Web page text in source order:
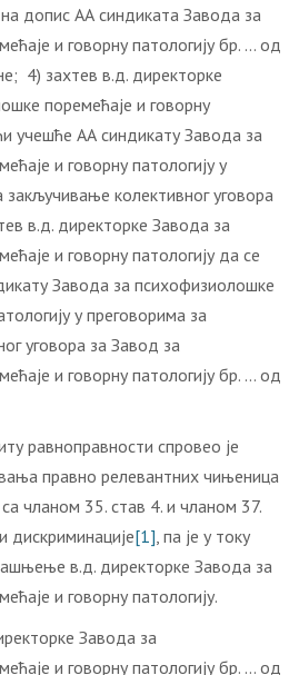
допис АА синдиката Завода за
и говорну патологију бр. … од
4) захтев в.д. директорке
поремећаје и говорну
учешће АА синдикату Завода за
и говорну патологију у
колективног уговора
в.д. директорке Завода за
и говорну патологију да се
Завода за психофизиолошке
у преговорима за
уговора за Завод за
и говорну патологију бр. … од
равноправности спровео је
правно релевантних чињеница
чланом 35. став 4. и чланом 37.
дискриминације[1], па је у току
в.д. директорке Завода за
и говорну патологију.
Завода за
и говорну патологију бр. … од